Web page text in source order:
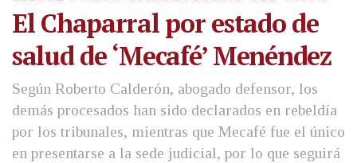
El Chaparral por estado de
salud de ‘Mecafé’ Menéndez
Según Roberto Calderón, abogado defensor, los
demás procesados han sido declarados en rebeldía
por los tribunales, mientras que Mecafé fue el único
en presentarse a la sede judicial, por lo que seguirá